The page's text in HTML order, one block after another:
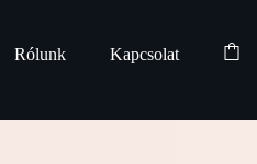
Rólunk Kapcsolat